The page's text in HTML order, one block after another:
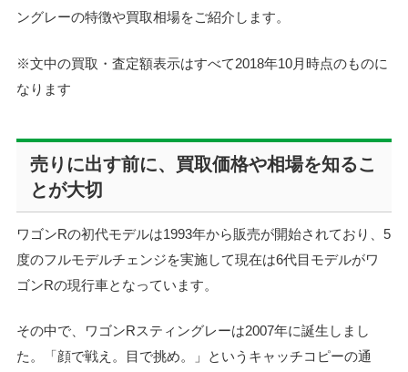
ングレーの特徴や買取相場をご紹介します。
※文中の買取・査定額表示はすべて2018年10月時点のものに
なります
売りに出す前に、買取価格や相場を知るこ
とが大切
ワゴンRの初代モデルは1993年から販売が開始されており、5
度のフルモデルチェンジを実施して現在は6代目モデルがワ
ゴンRの現行車となっています。
その中で、ワゴンRスティングレーは2007年に誕生しまし
た。「顔で戦え。目で挑め。」というキャッチコピーの通